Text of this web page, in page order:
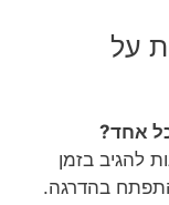
על
אחד?
להגיב בזמן
בהדרגה.